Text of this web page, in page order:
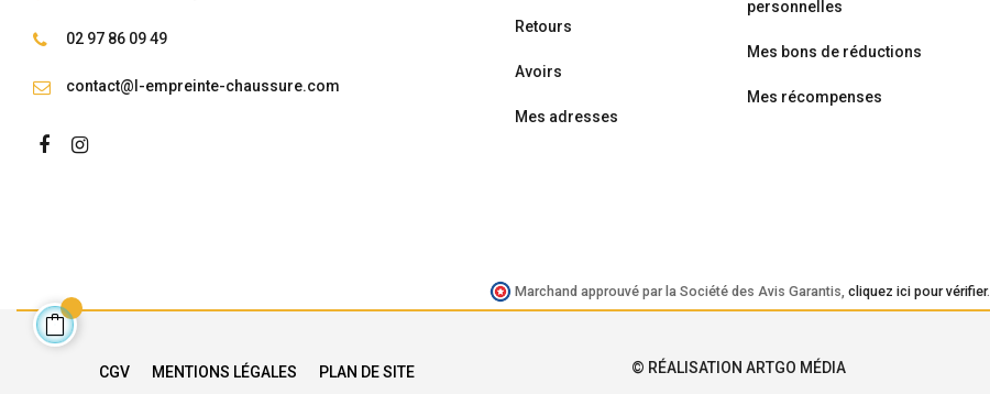
02 97 86 09 49
contact@l-empreinte-chaussure.com
Retours
Avoirs
Mes adresses
personnelles
Mes bons de réductions
Mes récompenses
Marchand approuvé par la Société des Avis Garantis, cliquez ici pour vérifier.
CGV MENTIONS LÉGALES PLAN DE SITE © RÉALISATION ARTGO MÉDIA